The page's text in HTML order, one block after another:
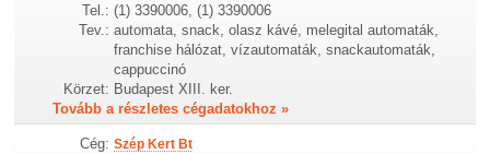
Tel.: (1) 3390006, (1) 3390006
Tev.: automata, snack, olasz kávé, melegital automaták,
franchise hálózat, vízautomaták, snackautomaták,
cappuccinó
Körzet: Budapest XIII. ker.
Tovább a részletes cégadatokhoz »
Cég: Szép Kert Bt